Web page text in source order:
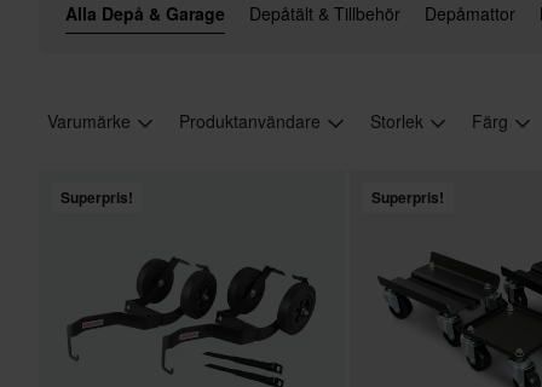
Alla Depå & Garage Depåtält & Tillbehör Depåmattor
Varumärke Produktanvändare Storlek Färg
Superpris! Superpris!